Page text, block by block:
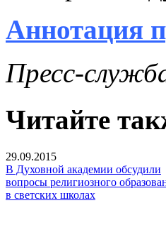
Аннотация
Пресс-
Читайте
29.09.2015
В Духовной академии обсудили
вопросы религиозного
в светских школах